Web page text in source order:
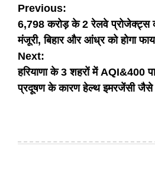
Post
navigation
Previous:
6,798 करोड़ के 2 रेलवे प्रोजेक्ट्स
मंजूरी, बिहार और आंध्र को होगा
Next:
हरियाणा के 3 शहरों में AQI&400
प्रदूषण के कारण हेल्थ इमरजेंसी जैसे